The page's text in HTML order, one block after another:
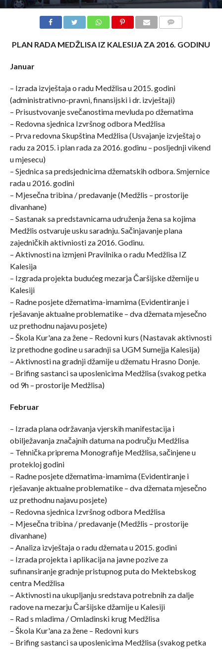
PLAN RADA MEDŽLISA IZ KALESIJA ZA 2016. GODINU
Januar
– Izrada izvještaja o radu Medžlisa u 2015. godini
(administrativno-pravni, finansijski i dr. izvještaji)
– Prisustvovanje svečanostima mevluda po džematima
– Redovna sjednica Izvršnog odbora Medžlisa
– Prva redovna Skupština Medžlisa (Usvajanje izvještaj o
radu za 2015. i plan rada za 2016. godinu – posljednji vikend
u mjesecu)
– Sjednica sa predsjednicima džematskih odbora. Smjernice
rada u 2016. godini
– Mjesečna tribina / predavanje (Medžlis – prostorije
divanhane)
– Sastanak sa predstavnicama udruženja žena sa kojima
Medžlis ostvaruje usku saradnju. Sačinjavanje plana
zajedničkih aktivniosti za 2016. Godinu.
– Aktivnosti na izmjeni Pravilnika o radu Medžlisa IZ
Kalesija
– Izgrada projekta budućeg mezarja Čaršijske džemije u
Kalesiji
– Radne posjete džematima-imamima (Evidentiranje i
rješavanje aktualne problematike – dva džemata mjesečno
uz prethodnu najavu posjete)
– Škola Kur'ana za žene – Redovni kurs (Nastavak aktivnosti
iz prethodne godine u saradnji sa UGM Sumejja Kalesija)
– Aktivnosti na gradnji džamije u džematu Hrasno Donje.
– Brifing sastanci sa uposlenicima Medžlisa (svakog petka
od 9h – prostorije Medžlisa)
Februar
– Izrada plana održavanja vjerskih manifestacija i
obilježavanja značajnih datuma na području Medžlisa
– Tehnička priprema Monografije Medžlisa, sačinjene u
protekloj godini
– Radne posjete džematima-imamima (Evidentiranje i
rješavanje aktualne problematike – dva džemata mjesečno
uz prethodnu najavu posjete)
– Redovna sjednica Izvršnog odbora Medžlisa
– Mjesečna tribina / predavanje (Medžlis – prostorije
divanhane)
– Analiza izvještaja o radu džemata u 2015. godini
– Izrada projekta i aplikacija na javne pozive za
sufinansiranje gradnje pristupnog puta do Mektebskog
centra Medžlisa
– Aktivnosti na ukupljanju sredstava potrebnih za dalje
radove na mezarju Čaršijske džamije u Kalesiji
– Rad s mladima / Omladinski krug Medžlisa
– Škola Kur'ana za žene – Redovni kurs
– Brifing sastanci sa uposlenicima Medžlisa (svakog petka